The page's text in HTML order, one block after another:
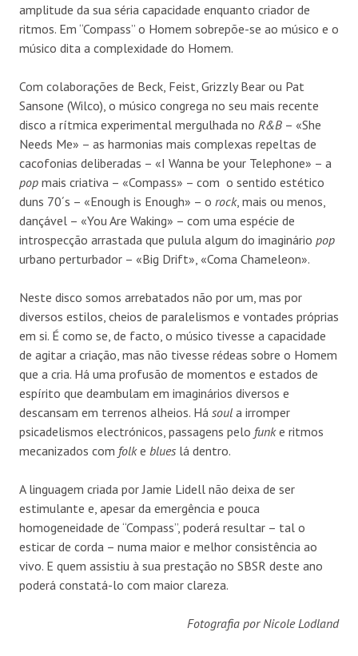
amplitude da sua séria capacidade enquanto criador de
ritmos. Em “Compass” o Homem sobrepõe-se ao músico e o
músico dita a complexidade do Homem.
Com colaborações de Beck, Feist, Grizzly Bear ou Pat
Sansone (Wilco), o músico congrega no seu mais recente
disco a rítmica experimental mergulhada no R&B – «She
Needs Me» – as harmonias mais complexas repeltas de
cacofonias deliberadas – «I Wanna be your Telephone» – a
pop mais criativa – «Compass» – com o sentido estético
duns 70´s – «Enough is Enough» – o rock, mais ou menos,
dançável – «You Are Waking» – com uma espécie de
introspecção arrastada que pulula algum do imaginário pop
urbano perturbador – «Big Drift», «Coma Chameleon».
Neste disco somos arrebatados não por um, mas por
diversos estilos, cheios de paralelismos e vontades próprias
em si. É como se, de facto, o músico tivesse a capacidade
de agitar a criação, mas não tivesse rédeas sobre o Homem
que a cria. Há uma profusão de momentos e estados de
espírito que deambulam em imaginários diversos e
descansam em terrenos alheios. Há soul a irromper
psicadelismos electrónicos, passagens pelo funke ritmos
mecanizados com folke blues lá dentro.
A linguagem criada por Jamie Lidell não deixa de ser
estimulante e, apesar da emergência e pouca
homogeneidade de “Compass”, poderá resultar – tal o
esticar de corda – numa maior e melhor consistência ao
vivo. E quem assistiu à sua prestação no SBSR deste ano
poderá constatá-lo com maior clareza.
Fotografia por Nicole Lodland